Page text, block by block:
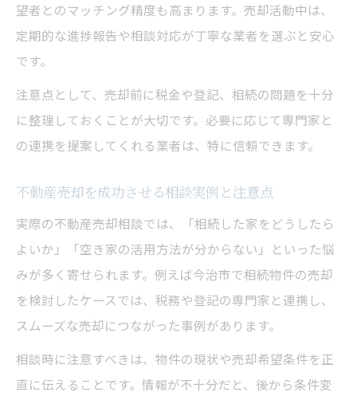
望者とのマッチング精度も高まります。売却活動中は、
定期的な進捗報告や相談対応が丁寧な業者を選ぶと安心
です。
注意点として、売却前に税金や登記、相続の問題を十分
に整理しておくことが大切です。必要に応じて専門家と
の連携を提案してくれる業者は、特に信頼できます。
不動産売却を成功させる相談実例と注意点
実際の不動産売却相談では、「相続した家をどうしたら
よいか」「空き家の活用方法が分からない」といった悩
みが多く寄せられます。例えば今治市で相続物件の売却
を検討したケースでは、税務や登記の専門家と連携し、
スムーズな売却につながった事例があります。
相談時に注意すべきは、物件の現状や売却希望条件を正
直に伝えることです。情報が不十分だと、後から条件変